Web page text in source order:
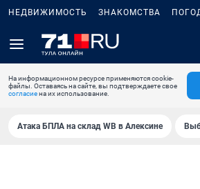
НЕДВИЖИМОСТЬ ЗНАКОМСТВА
На информационном ресурсе применяются cookie-
файлы. Оставаясь на сайте, вы подтверждаете свое
согласиена их использование.
Атака БПЛА на склад WB в Алексине